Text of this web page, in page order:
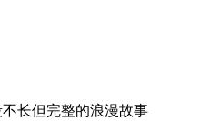
长但完整的浪漫故事